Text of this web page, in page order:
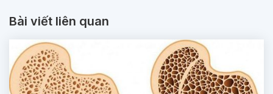
Bài viết liên quan